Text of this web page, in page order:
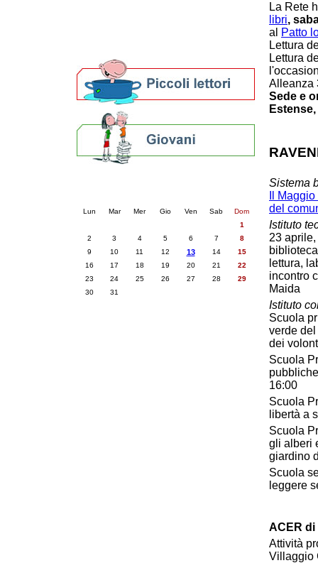
La Rete
libri,
al
Patto
Lettura
Lettura
Alleanza
Sede e
Sistema
Il
del
Istituto
23
lettura,
incontro
Maida
Istituto
Scuola
verde
dei
Scuola
16:00
Scuola
libertà a
Scuola
gli alberi
giardino
Scuola
leggere
ACER di
Attività
Villaggio
Lun Mar Mer Gio Ven Sab
Dom
1
2
3 4 5 6 7
8
9
10 11 12 13 14
15
16
17 18 19 20 21
22
23
24 25 26 27 28
29
30
31